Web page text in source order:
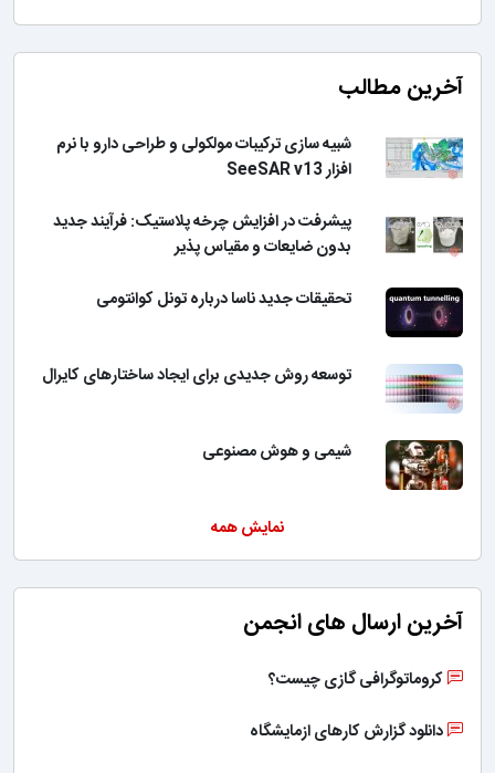
آخرین مطالب
شبیه سازی ترکیبات مولکولی و طراحی دارو با نرم
افزار SeeSAR v13
پیشرفت در افزایش چرخه پلاستیک: فرآیند جدید
بدون ضایعات و مقیاس پذیر
تحقیقات جدید ناسا درباره تونل کوانتومی
توسعه روش جدیدی برای ایجاد ساختارهای کایرال
شیمی و هوش مصنوعی
نمایش همه
آخرین ارسال های انجمن
کروماتوگرافی گازی چیست؟
دانلود گزارش کارهای ازمایشگاه